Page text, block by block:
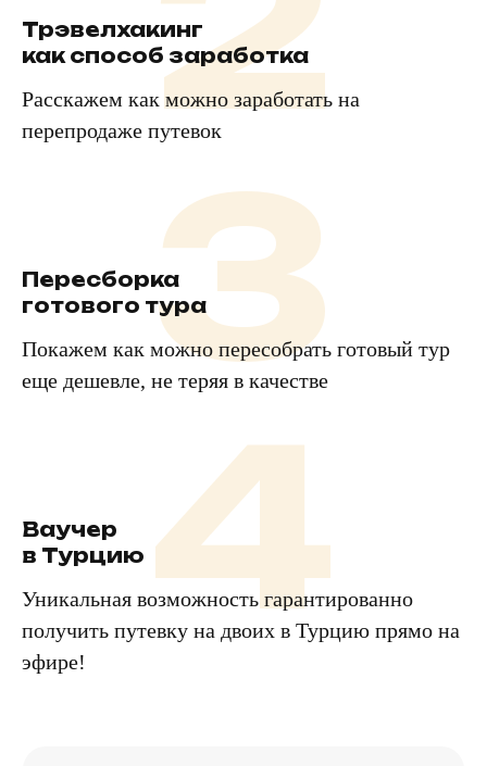
Трэвелхакинг
как способ заработка
Расскажем как можно заработать на
перепродаже путевок
Пересборка
готового тура
Покажем как можно пересобрать готовый тур
еще дешевле, не теряя в качестве
3
Ваучер
в Турцию
Уникальная возможность гарантированно
получить путевку на двоих в Турцию прямо на
эфире!
4
Записаться